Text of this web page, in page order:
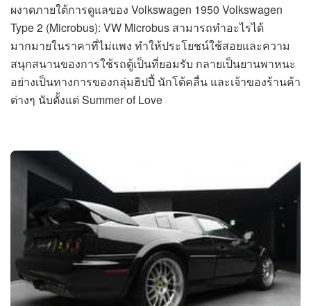
ผงาดภายใต้การดูแลของ Volkswagen 1950 Volkswagen
Type 2 (Microbus): VW Microbus สามารถทำอะไรได้
มากมายในราคาที่ไม่แพง ทำให้ประโยชน์ใช้สอยและความ
สนุกสนานของการใช้รถตู้เป็นที่ยอมรับ กลายเป็นยานพาหนะ
อย่างเป็นทางการของกลุ่มฮิปปี้ นักโต้คลื่น และเจ้าของร้านค้า
ต่างๆ นับตั้งแต่ Summer of Love